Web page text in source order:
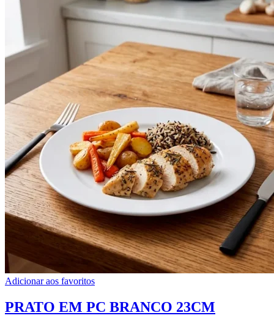
Adicionar aos favoritos
PRATO EM PC BRANCO 23CM